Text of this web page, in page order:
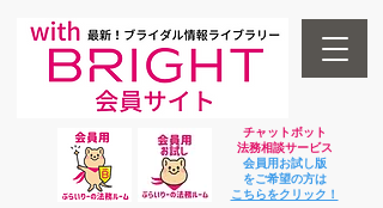
チャットボット
法務相談サービス
会員用お試し版
をご希望の方は
​こちらをクリック！